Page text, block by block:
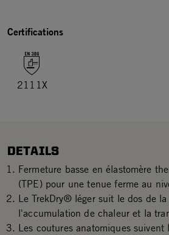
Certifications
2111X
DETAILS
Fermeture basse en élastomère
(TPE) pour une tenue ferme au
Le TrekDry® léger suit le dos de
l'accumulation de chaleur et la
Les coutures anatomiques suivent